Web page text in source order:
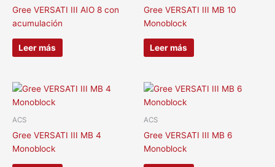
Gree VERSATI III AIO 8 con
acumulación
Leer más
Gree VERSATI III MB 10
Monoblock
Leer más
ACS
Gree VERSATI III MB 4
Monoblock
ACS
Gree VERSATI III MB 6
Monoblock